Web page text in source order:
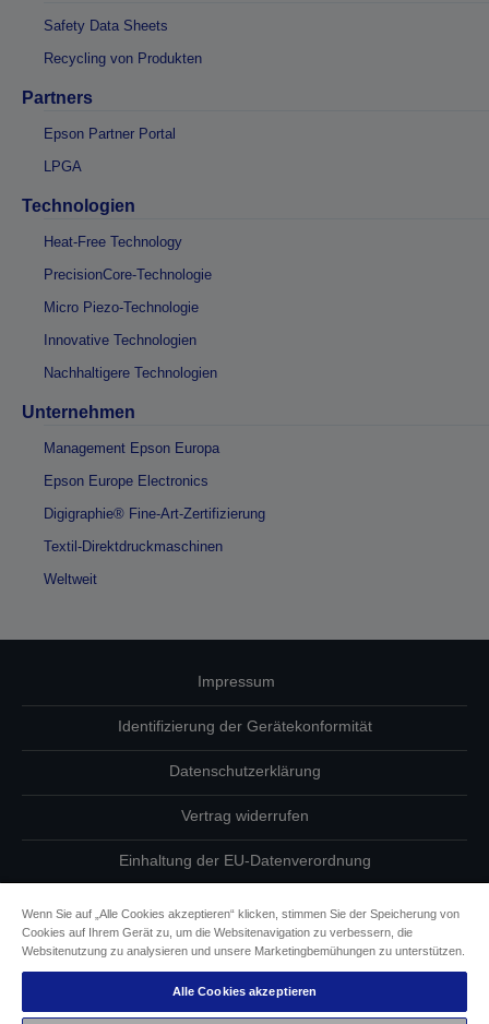
Safety Data Sheets
Recycling von Produkten
Partners
Epson Partner Portal
LPGA
Technologien
Heat-Free Technology
PrecisionCore-Technologie
Micro Piezo-Technologie
Innovative Technologien
Nachhaltigere Technologien
Unternehmen
Management Epson Europa
Epson Europe Electronics
Digigraphie® Fine-Art-Zertifizierung
Textil-Direktdruckmaschinen
Weltweit
Impressum
Identifizierung der Gerätekonformität
Datenschutzerklärung
Vertrag widerrufen
Einhaltung der EU-Datenverordnung
Informationen zu Cookies
Epson Engagement für Barrierefreiheit
Wenn Sie auf „Alle Cookies akzeptieren“ klicken, stimmen Sie der Speicherung von
Cookies auf Ihrem Gerät zu, um die Websitenavigation zu verbessern, die
Websitenutzung zu analysieren und unsere Marketingbemühungen zu unterstützen.
Alle Cookies akzeptieren